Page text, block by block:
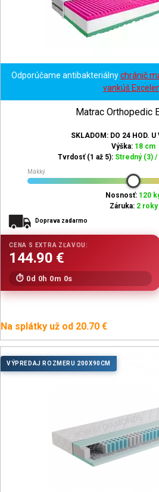
Odporúčame antibakteriálnychránič
vankúš
Matrac Orthopedic
SKLADOM: DO 24 HOD.
Výška: 18 cm
Tvrdosť (1 až 5): Stredný (3)
Mäkký
Nosnosť: 120
Záruka: 2 roky
Doprava zadarmo
0d 0h 0m 0s
Na splátky už od 20.70 €
VÝPREDAJ ROZMERU 200X90CM